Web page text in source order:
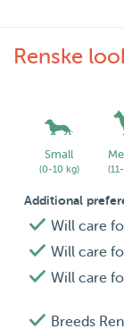
Renske
Small
(0-10 kg)
Additional
Will care
Will care
Will care
Breeds